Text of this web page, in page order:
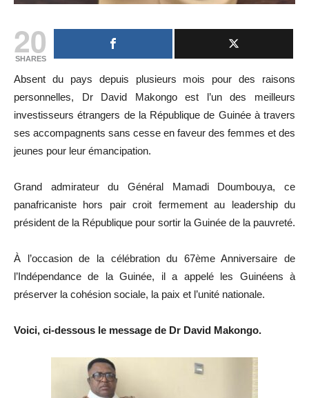
20
SHARES
Absent du pays depuis plusieurs mois pour des raisons
personnelles, Dr David Makongo est l’un des meilleurs
investisseurs étrangers de la République de Guinée à travers
ses accompagnents sans cesse en faveur des femmes et des
jeunes pour leur émancipation.
Grand admirateur du Général Mamadi Doumbouya, ce
panafricaniste hors pair croit fermement au leadership du
président de la République pour sortir la Guinée de la pauvreté.
À l’occasion de la célébration du 67ème Anniversaire de
l’Indépendance de la Guinée, il a appelé les Guinéens à
préserver la cohésion sociale, la paix et l’unité nationale.
Voici, ci-dessous le message de Dr David Makongo.